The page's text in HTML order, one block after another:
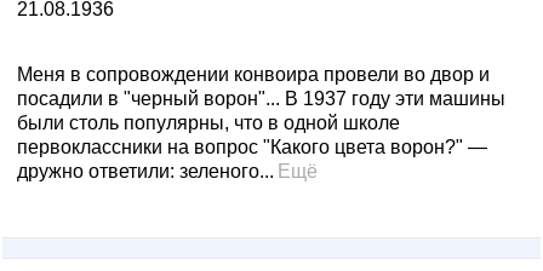
21.08.1936
Меня в сопровождении конвоира провели во двор и
посадили в "черный ворон"... В 1937 году эти машины
были столь популярны, что в одной школе
первоклассники на вопрос "Какого цвета ворон?" —
дружно ответили: зеленого... Ещё